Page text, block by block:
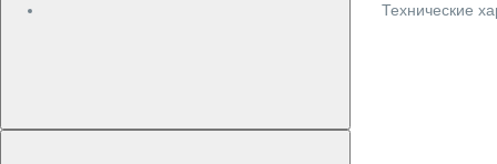
Технические